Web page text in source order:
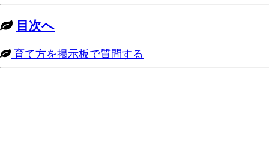
目次へ
育て方を掲示板で質問する